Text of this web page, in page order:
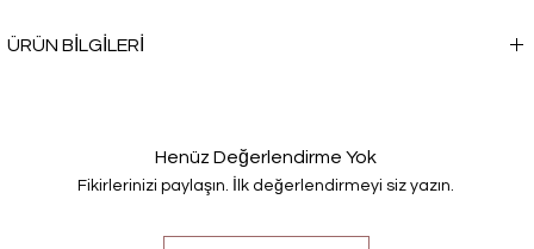
ÜRÜN BİLGİLERİ
Henüz Değerlendirme Yok
Fikirlerinizi paylaşın. İlk değerlendirmeyi siz yazın.